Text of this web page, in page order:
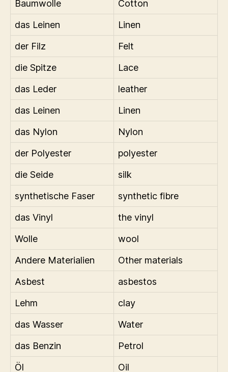
Baumwolle
Cotton
das Leinen
Linen
der Filz
Felt
die Spitze
Lace
das Leder
leather
das Leinen
Linen
das Nylon
Nylon
der Polyester
polyester
die Seide
silk
synthetische Faser
synthetic fibre
das Vinyl
the vinyl
Wolle
wool
Andere Materialien
Other materials
Asbest
asbestos
Lehm
clay
das Wasser
Water
das Benzin
Petrol
Öl
Oil